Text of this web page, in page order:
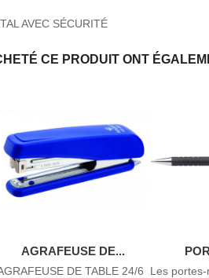
AVEC SÉCURITÉ
CE PRODUIT ONT
AGRAFEUSE DE...
DE TABLE 24/6
Les